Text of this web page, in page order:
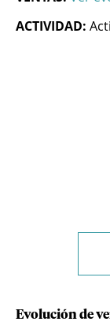
ACTIVIDAD:
Evolución de